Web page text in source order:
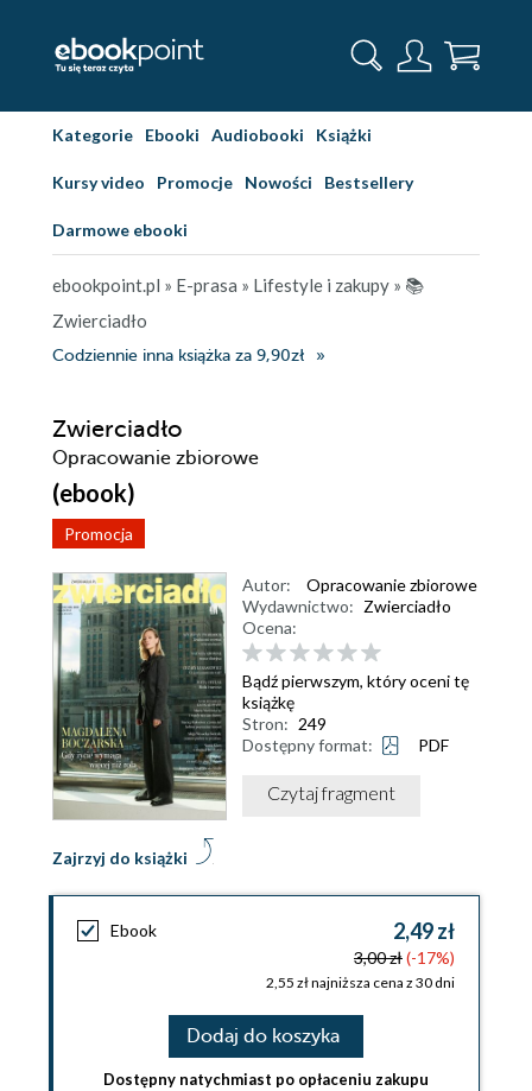
Kategorie Ebooki Audiobooki Książki
Kursy video Promocje Nowości Bestsellery
Darmowe ebooki
ebookpoint.pl » E-prasa » Lifestyle i zakupy » 📚
Zwierciadło
Codziennie inna książka za 9,90zł
Zwierciadło
Opracowanie zbiorowe
(ebook)
Promocja
Zajrzyj do książki
Autor:
Opracowanie zbiorowe
Wydawnictwo: Zwierciadło
Ocena:
Bądź pierwszym, który oceni tę
książkę
Stron: 249
Dostępny format:
PDF
Czytaj fragment
Ebook 2,49 zł
3,00 zł(-17%)
2,55 zł najniższa cena z 30 dni
Dodaj do koszyka
Dostępny natychmiast po opłaceniu zakupu